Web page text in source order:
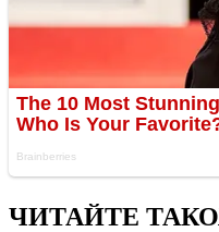
ЧИТАЙТЕ